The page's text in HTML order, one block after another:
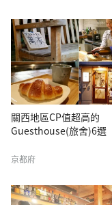
關西地區CP值超高的
Guesthouse(旅舍)6選
京都府